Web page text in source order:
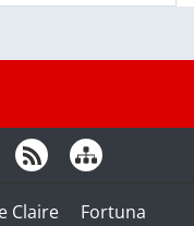
Claire
Fortuna